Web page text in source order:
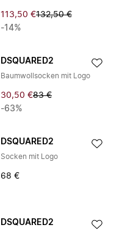
113,50 €132,50 €
-14%
DSQUARED2
Baumwollsocken mit Logo
30,50 €83 €
-63%
DSQUARED2
Socken mit Logo
68 €
DSQUARED2